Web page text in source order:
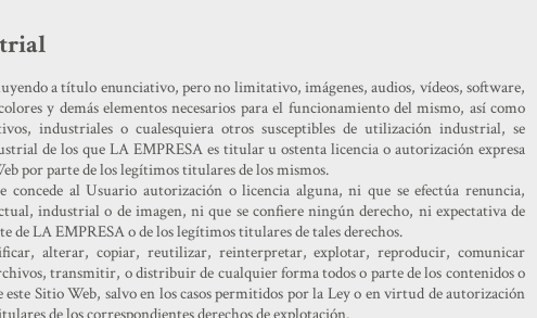
a título enunciativo, pero no limitativo, imágenes, audios, vídeos, software,
y demás elementos necesarios para el funcionamiento del mismo, así como
industriales o cualesquiera otros susceptibles de utilización industrial, se
de los que LA EMPRESA es titular u ostenta licencia o autorización expresa
por parte de los legítimos titulares de los mismos.
al Usuario autorización o licencia alguna, ni que se efectúa renuncia,
industrial o de imagen, ni que se confiere ningún derecho, ni expectativa de
LA EMPRESA o de los legítimos titulares de tales derechos.
alterar, copiar, reutilizar, reinterpretar, explotar, reproducir, comunicar
transmitir, o distribuir de cualquier forma todos o parte de los contenidos o
Sitio Web, salvo en los casos permitidos por la Ley o en virtud de autorización